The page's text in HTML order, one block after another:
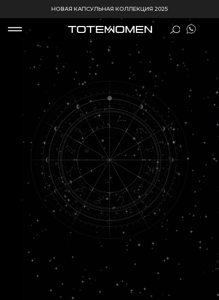
НОВАЯ КАПСУЛЬНАЯ КОЛЛЕКЦИЯ 2025